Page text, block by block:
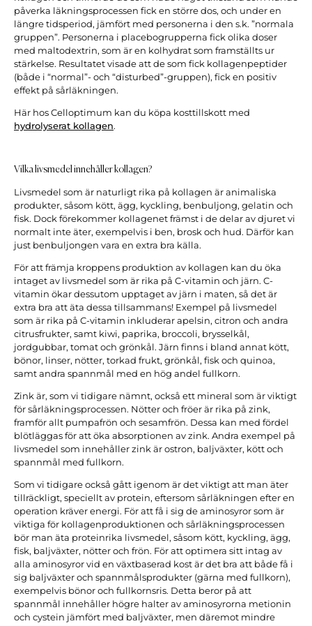
påverka läkningsprocessen fick en större dos, och under en
längre tidsperiod, jämfört med personerna i den s.k. ”normala
gruppen”. Personerna i placebogrupperna fick olika doser
med maltodextrin, som är en kolhydrat som framställts ur
stärkelse. Resultatet visade att de som fick kollagenpeptider
(både i “normal”- och “disturbed”-gruppen), fick en positiv
effekt på sårläkningen.
Här hos Celloptimum kan du köpa kosttillskott med
hydrolyserat kollagen.
Vilka livsmedel innehåller kollagen?
Livsmedel som är naturligt rika på kollagen är animaliska
produkter, såsom kött, ägg, kyckling, benbuljong, gelatin och
fisk. Dock förekommer kollagenet främst i de delar av djuret vi
normalt inte äter, exempelvis i ben, brosk och hud. Därför kan
just benbuljongen vara en extra bra källa.
För att främja kroppens produktion av kollagen kan du öka
intaget av livsmedel som är rika på C-vitamin och järn. C-
vitamin ökar dessutom upptaget av järn i maten, så det är
extra bra att äta dessa tillsammans! Exempel på livsmedel
som är rika på C-vitamin inkluderar apelsin, citron och andra
citrusfrukter, samt kiwi, paprika, broccoli, brysselkål,
jordgubbar, tomat och grönkål. Järn finns i bland annat kött,
bönor, linser, nötter, torkad frukt, grönkål, fisk och quinoa,
samt andra spannmål med en hög andel fullkorn.
Zink är, som vi tidigare nämnt, också ett mineral som är viktigt
för sårläkningsprocessen. Nötter och fröer är rika på zink,
framför allt pumpafrön och sesamfrön. Dessa kan med fördel
blötläggas för att öka absorptionen av zink. Andra exempel på
livsmedel som innehåller zink är ostron, baljväxter, kött och
spannmål med fullkorn.
Som vi tidigare också gått igenom är det viktigt att man äter
tillräckligt, speciellt av protein, eftersom sårläkningen efter en
operation kräver energi. För att få i sig de aminosyror som är
viktiga för kollagenproduktionen och sårläkningsprocessen
bör man äta proteinrika livsmedel, såsom kött, kyckling, ägg,
fisk, baljväxter, nötter och frön. För att optimera sitt intag av
alla aminosyror vid en växtbaserad kost är det bra att både få i
sig baljväxter och spannmålsprodukter (gärna med fullkorn),
exempelvis bönor och fullkornsris. Detta beror på att
spannmål innehåller högre halter av aminosyrorna metionin
och cystein jämfört med baljväxter, men däremot mindre